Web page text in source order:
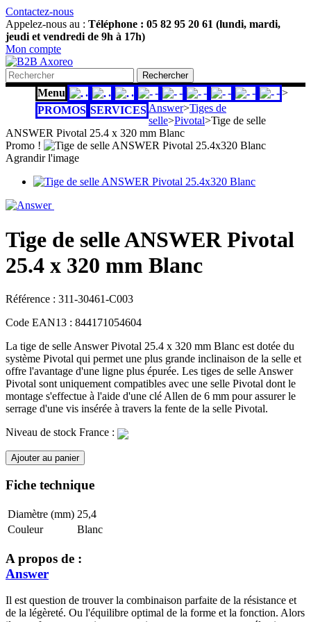
Contactez-nous
Appelez-nous au : Téléphone : 05 82 95 20 61 (lundi, mardi,
jeudi et vendredi de 9h à 17h)
Mon compte
Rechercher
Menu . . . - - - - -
-
PROMOS SERVICES
>
Answer>Tiges de
selle>Pivotal>Tige de selle
ANSWER Pivotal 25.4 x 320 mm Blanc
Promo !
Agrandir l'image
Tige de selle ANSWER Pivotal
25.4 x 320 mm Blanc
Référence : 311-30461-C003
Code EAN13 : 844171054604
La tige de selle Answer Pivotal 25.4 x 320 mm Blanc est dotée du
système Pivotal qui permet une plus grande inclinaison de la selle et
offre l'avantage d'une ligne plus épurée. Les tiges de selle Answer
Pivotal sont uniquement compatibles avec une selle Pivotal dont le
montage s'effectue à l'aide d'une clé Allen de 6 mm pour assurer le
serrage d'une vis insérée à travers la fente de la selle Pivotal.
Niveau de stock France :
Ajouter au panier
Fiche technique
Diamètre (mm) 25,4
Couleur
Blanc
A propos de :
Answer
Il est question de trouver la combinaison parfaite de la résistance et
de la légèreté. Ou l'équilibre optimal de la forme et la fonction. Alors